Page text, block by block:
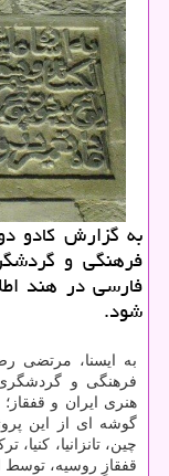
به گزارش كادو
فرهنگی و
فارسی در هند
شود.
به ایسنا، مرتضی
فرهنگی و
هنری ایران و قفقاز؛
گوشه ای از این
چین، تانزانیا،
قفقازِ روسیه، توسط